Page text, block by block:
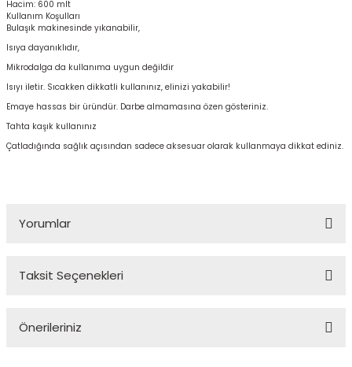
Hacim: 600 mlt
Kullanım Koşulları
Bulaşık makinesinde yıkanabilir,
Isıya dayanıklıdır,
Mikrodalga da kullanıma uygun değildir
Isıyı iletir. Sıcakken dikkatli kullanınız, elinizi yakabilir!
Emaye hassas bir üründür. Darbe almamasına özen gösteriniz.
Tahta kaşık kullanınız
Çatladığında sağlık açısından sadece aksesuar olarak kullanmaya dikkat ediniz.
Yorumlar
Taksit Seçenekleri
Önerileriniz